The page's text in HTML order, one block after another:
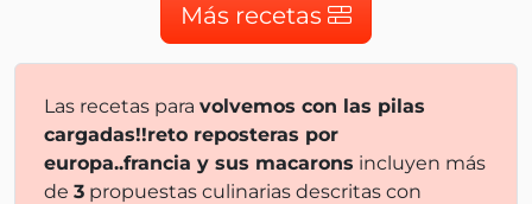
Más recetas
Las recetas para volvemos con las pilas
cargadas!!reto reposteras por
europa..francia y sus macarons incluyen más
de 3 propuestas culinarias descritas con